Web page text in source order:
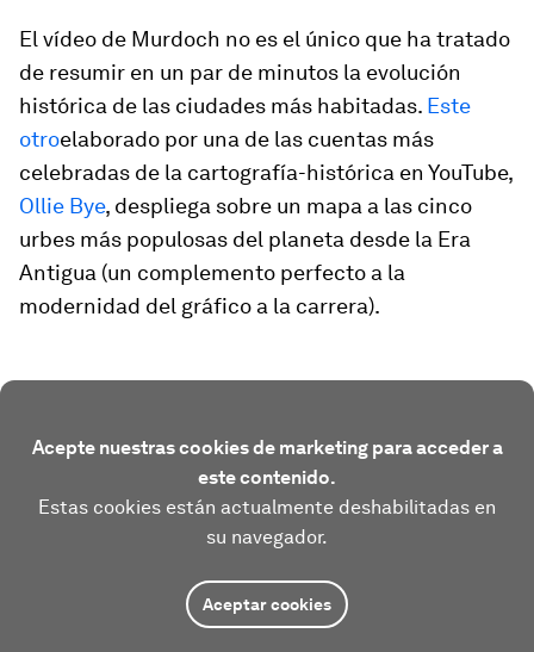
El vídeo de Murdoch no es el único que ha tratado
de resumir en un par de minutos la evolución
histórica de las ciudades más habitadas. Este
otroelaborado por una de las cuentas más
celebradas de la cartografía-histórica en YouTube,
Ollie Bye, despliega sobre un mapa a las cinco
urbes más populosas del planeta desde la Era
Antigua (un complemento perfecto a la
modernidad del gráfico a la carrera).
Acepte nuestras cookies de marketing para acceder a
este contenido.
Estas cookies están actualmente deshabilitadas en
su navegador.
Aceptar cookies